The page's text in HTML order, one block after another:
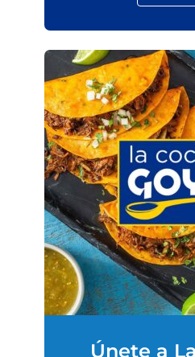
Únete a